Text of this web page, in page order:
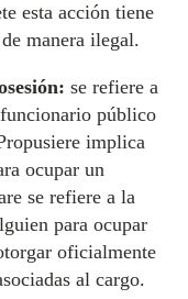
esta acción tiene
manera ilegal.
se refiere a
público
implica
ocupar un
se refiere a la
para ocupar
oficialmente
al cargo.